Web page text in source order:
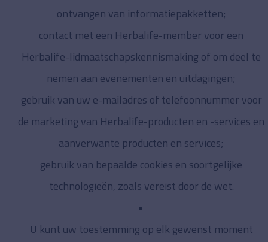
ontvangen van informatiepakketten;
contact met een Herbalife-member voor een
Herbalife-lidmaatschapskennismaking of om deel te
nemen aan evenementen en uitdagingen;
gebruik van uw e-mailadres of telefoonnummer voor
de marketing van Herbalife-producten en -services en
aanverwante producten en services;
gebruik van bepaalde cookies en soortgelijke
technologieën, zoals vereist door de wet.
U kunt uw toestemming op elk gewenst moment